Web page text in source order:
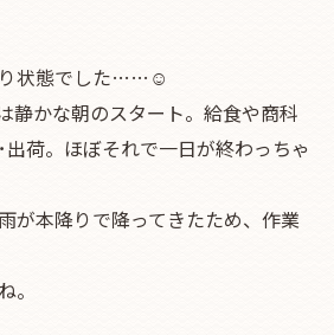
り状態でした……☺️
静かな朝のスタート。給食や商科
荷。ほぼそれで一日が終わっちゃ
が本降りで降ってきたため、作業
。